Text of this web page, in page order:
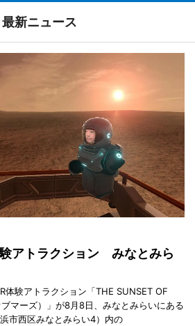
最新ニュース
アトラクション みなとみら
体験アトラクション「THE SUNSET OF
マーズ）」が8月8日、みなとみらいにある
市西区みなとみらい4）内の